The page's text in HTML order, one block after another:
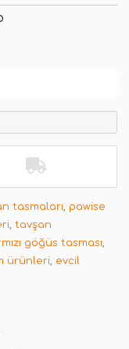
tasmaları, pawise
, tavşan
göğüs tasması,
ürünleri, evcil